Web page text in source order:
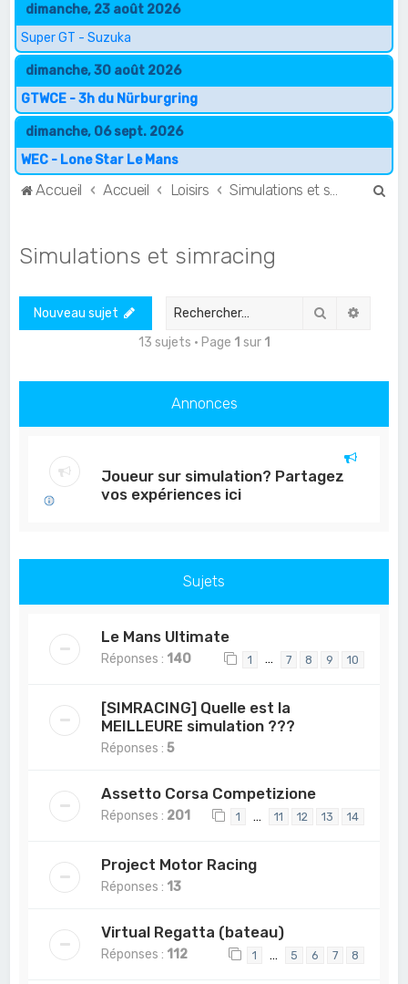
dimanche, 23 août 2026
Super GT - Suzuka
dimanche, 30 août 2026
GTWCE - 3h du Nürburgring
dimanche, 06 sept. 2026
WEC - Lone Star Le Mans
Accueil Accueil Loisirs
Simulations et simracing
Nouveau sujet Rechercher
13 sujets • Page 1 sur 1
Annonces
Joueur sur simulation? Partagez
vos expériences ici
Sujets
Le Mans Ultimate
Réponses : 140 1 … 7 8 9 10
[SIMRACING] Quelle est la
MEILLEURE simulation ???
Réponses :5
Assetto Corsa Competizione
Réponses : 201 1 … 11 12 13 14
Project Motor Racing
Réponses : 13
Virtual Regatta (bateau)
Réponses : 112 1 … 5 6 7 8